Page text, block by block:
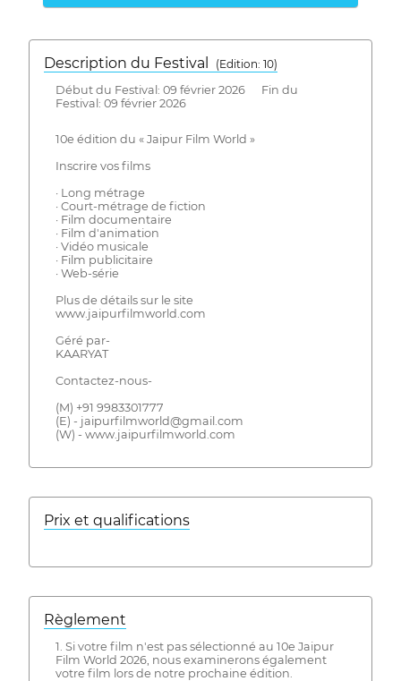
Description du Festival
( Edition: 10)
Début du Festival: 09 février 2026 Fin du
Festival: 09 février 2026
10e édition du « Jaipur Film World »
Inscrire vos films
· Long métrage
· Court-métrage de fiction
· Film documentaire
· Film d'animation
· Vidéo musicale
· Film publicitaire
· Web-série
Plus de détails sur le site
www.jaipurfilmworld.com
Géré par-
KAARYAT
Contactez-nous-
(M) +91 9983301777
(E) - jaipurfilmworld@gmail.com
(W) - www.jaipurfilmworld.com
Prix ​​et qualifications
Règlement
1. Si votre film n'est pas sélectionné au 10e Jaipur
Film World 2026, nous examinerons également
votre film lors de notre prochaine édition.